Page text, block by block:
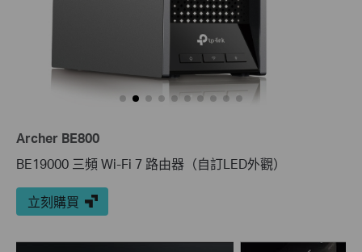
Archer BE800
BE19000 三頻 Wi-Fi 7 路由器（自訂LED外觀）
立刻購買